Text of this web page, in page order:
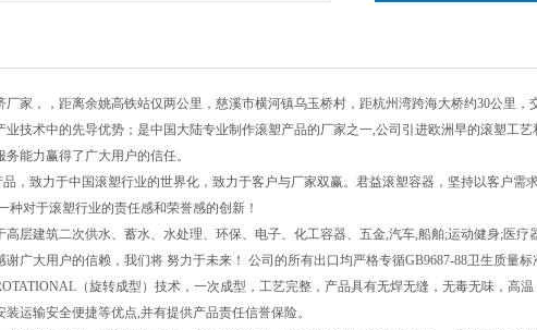
家，，距离余姚高铁站仅两公里，慈溪市横河镇乌玉桥村，距杭州湾跨海大桥约30公里，
技术中的先导优势；是中国大陆专业制作滚塑产品的厂家之一,公司引进欧洲早的滚塑工
能力赢得了广大用户的信任。
，致力于中国滚塑行业的世界化，致力于客户与厂家双赢。君益滚塑容器，坚持以客户需
种对于滚塑行业的责任感和荣誉感的创新！
层建筑二次供水、蓄水、水处理、环保、电子、化工容器、五金,汽车,船舶;运动健身;医疗
广大用户的信赖，我们将 努力于未来！ 公司的所有出口均严格专循GB9687-88卫生质量
（旋转成型）技术，一次成型，工艺完整，产品具有无焊无缝，无毒无味，高
运输安全便捷等优点,并有提供产品责任信誉保险。